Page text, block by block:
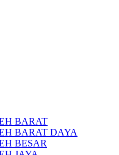
BARAT
BARAT DAYA
BESAR